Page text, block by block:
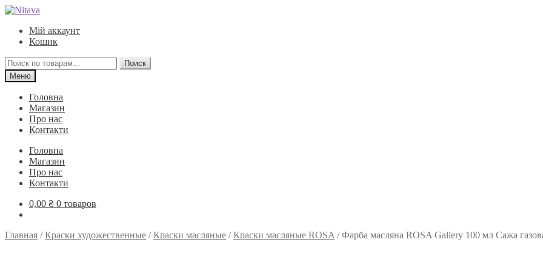
Перейти
навигации
Перейти
содержимому
Мій аккаунт
Кошик
Искать:
Поиск
Меню
Головна
Магазин
Про нас
Контакти
Головна
Магазин
Про нас
Контакти
0,00 ₴ 0 товаров
Главная /Краски художественные /Краски масляные /Краски масляные ROSA /Фарба масляна ROSA Gallery 100 мл Сажа